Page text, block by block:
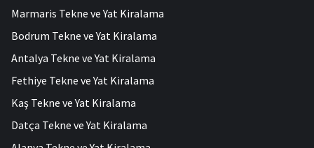
Marmaris Tekne ve Yat Kiralama
Bodrum Tekne ve Yat Kiralama
Antalya Tekne ve Yat Kiralama
Fethiye Tekne ve Yat Kiralama
Kaş Tekne ve Yat Kiralama
Datça Tekne ve Yat Kiralama